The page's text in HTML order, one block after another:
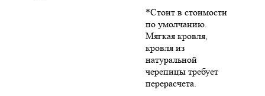
*Стоит в стоимости
по умолчанию.
Мягкая кровля,
кровля из
натуральной
черепицы требует
перерасчета.